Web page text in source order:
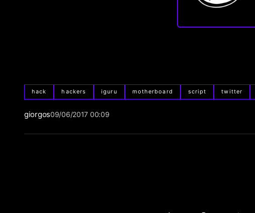
hack hackers iguru motherboard script twitter
giorgos09/06/2017 00:09